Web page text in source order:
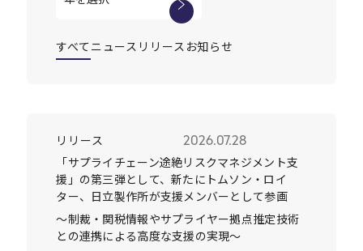
Company
News
サイト内検索
Contact
すべて ニュースリリース お知らせ
「サプライチェーン途絶リスクマネジメント支
援」の第三弾として、新たにトムソン・ロイ
ター、日立製作所が支援メンバーとして参画
～制裁・関税情報やサプライヤー拠点推定技術
との連携による高度な支援の実現～
リリース 2026.07.28